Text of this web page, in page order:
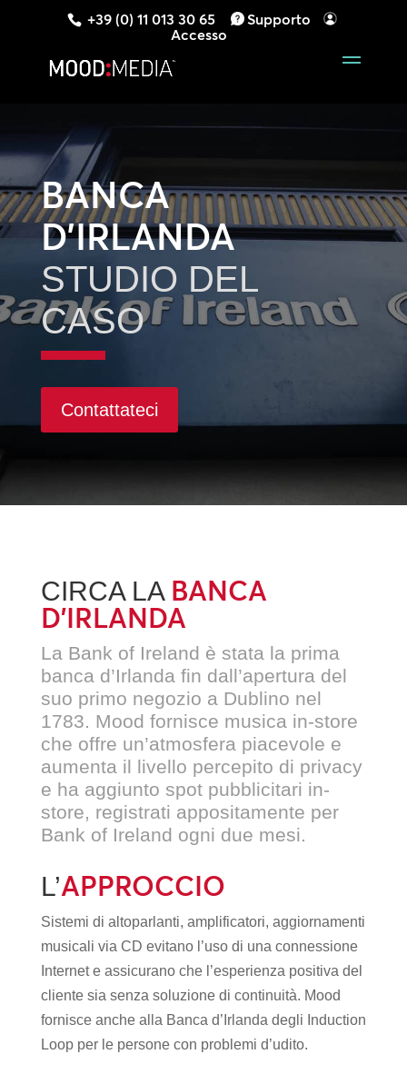
+39 (0) 11 013 30 65
Supporto
Accesso
BANCA
D’IRLANDA
STUDIO DEL
CASO
Contattateci
CIRCA LA BANCA
D’IRLANDA
La Bank of Ireland è stata la prima
banca d’Irlanda fin dall’apertura del
suo primo negozio a Dublino nel
1783. Mood fornisce musica in-store
che offre un’atmosfera piacevole e
aumenta il livello percepito di privacy
e ha aggiunto spot pubblicitari in-
store, registrati appositamente per
Bank of Ireland ogni due mesi.
L’APPROCCIO
Sistemi di altoparlanti, amplificatori, aggiornamenti
musicali via CD evitano l’uso di una connessione
Internet e assicurano che l’esperienza positiva del
cliente sia senza soluzione di continuità. Mood
fornisce anche alla Banca d’Irlanda degli Induction
Loop per le persone con problemi d’udito.